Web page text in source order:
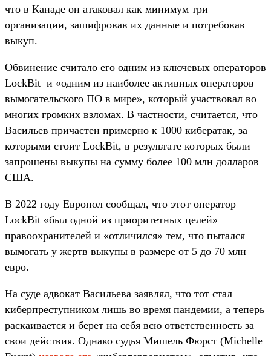
что в Канаде он атаковал как минимум три
организации, зашифровав их данные и потребовав
выкуп.
Обвинение считало его одним из ключевых операторов
LockBit и «одним из наиболее активных операторов
вымогательского ПО в мире», который участвовал во
многих громких взломах. В частности, считается, что
Васильев причастен примерно к 1000 кибератак, за
которыми стоит LockBit, в результате которых были
запрошены выкупы на сумму более 100 млн долларов
США.
В 2022 году Европол сообщал, что этот оператор
LockBit «был одной из приоритетных целей»
правоохранителей и «отличился» тем, что пытался
вымогать у жертв выкупы в размере от 5 до 70 млн
евро.
На суде адвокат Васильева заявлял, что тот стал
киберпреступником лишь во время пандемии, а теперь
раскаивается и берет на себя всю ответственность за
свои действия. Однако судья Мишель Фюрст (Michelle